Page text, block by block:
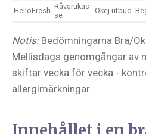
HelloFresh Råvarukas
se
Okej utbud
Notis:Bedömningarna Bra/
Mellisdags genomgångar av
skiftar vecka för vecka -
allergimärkningar.